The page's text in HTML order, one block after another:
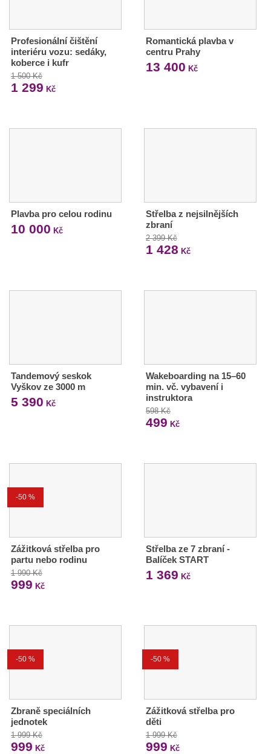
Profesionální čištění
interiéru vozu: sedáky,
koberce i kufr
1 500 Kč
1 299 Kč
Romantická plavba v
centru Prahy
13 400 Kč
Plavba pro celou rodinu
10 000 Kč
Střelba z nejsilnějších
zbraní
2 399 Kč
1 428 Kč
Tandemový seskok
Vyškov ze 3000 m
5 390 Kč
Wakeboarding na 15–60
min. vč. vybavení i
instruktora
598 Kč
499 Kč
-50 %
Zážitková střelba pro
partu nebo rodinu
1 990 Kč
999 Kč
Střelba ze 7 zbraní -
Balíček START
1 369 Kč
-50 %
Zbraně speciálních
jednotek
1 999 Kč
999 Kč
-50 %
Zážitková střelba pro
děti
1 999 Kč
999 Kč